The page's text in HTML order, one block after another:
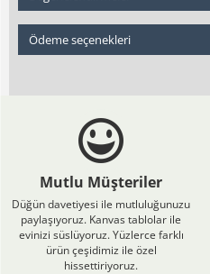
Ödeme seçenekleri
Mutlu Müşteriler
Düğün davetiyesi ile mutluluğunuzu
paylaşıyoruz. Kanvas tablolar ile
evinizi süslüyoruz. Yüzlerce farklı
ürün çeşidimiz ile özel
hissettiriyoruz.